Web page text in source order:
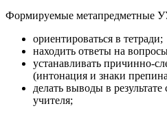
Формируемые метапредметные
ориентироваться в тетради;
находить ответы на
устанавливать причинно-
(интонация и знаки
делать выводы в
учителя;